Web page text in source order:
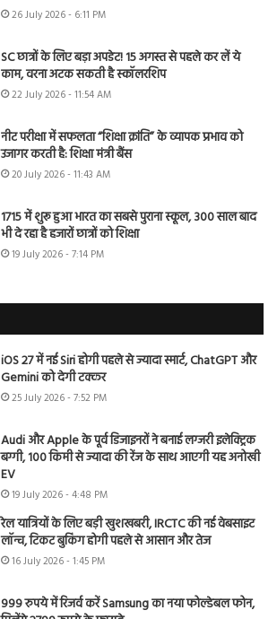
26 July 2026 - 6:11 PM
SC छात्रों के लिए बड़ा अपडेट! 15 अगस्त से पहले कर लें ये
काम, वरना अटक सकती है स्कॉलरशिप
22 July 2026 - 11:54 AM
नीट परीक्षा में सफलता “शिक्षा क्रांति” के व्यापक प्रभाव को
उजागर करती है: शिक्षा मंत्री बैंस
20 July 2026 - 11:43 AM
1715 में शुरू हुआ भारत का सबसे पुराना स्कूल, 300 साल बाद
भी दे रहा है हजारों छात्रों को शिक्षा
19 July 2026 - 7:14 PM
iOS 27 में नई Siri होगी पहले से ज्यादा स्मार्ट, ChatGPT और
Gemini को देगी टक्कर
25 July 2026 - 7:52 PM
Audi और Apple के पूर्व डिजाइनरों ने बनाई लग्जरी इलेक्ट्रिक
बग्गी, 100 किमी से ज्यादा की रेंज के साथ आएगी यह अनोखी
EV
19 July 2026 - 4:48 PM
रेल यात्रियों के लिए बड़ी खुशखबरी, IRCTC की नई वेबसाइट
लॉन्च, टिकट बुकिंग होगी पहले से आसान और तेज
16 July 2026 - 1:45 PM
999 रुपये में रिजर्व करें Samsung का नया फोल्डेबल फोन,